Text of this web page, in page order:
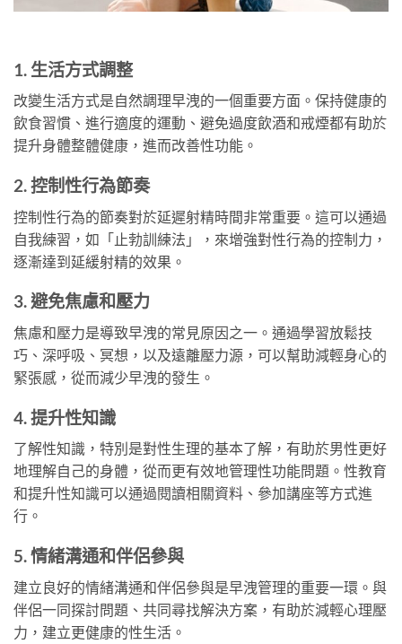
1. 生活方式調整
改變生活方式是自然調理早洩的一個重要方面。保持健康的
飲食習慣、進行適度的運動、避免過度飲酒和戒煙都有助於
提升身體整體健康，進而改善性功能。
2. 控制性行為節奏
控制性行為的節奏對於延遲射精時間非常重要。這可以通過
自我練習，如「止勃訓練法」，來增強對性行為的控制力，
逐漸達到延緩射精的效果。
3. 避免焦慮和壓力
焦慮和壓力是導致早洩的常見原因之一。通過學習放鬆技
巧、深呼吸、冥想，以及遠離壓力源，可以幫助減輕身心的
緊張感，從而減少早洩的發生。
4. 提升性知識
了解性知識，特別是對性生理的基本了解，有助於男性更好
地理解自己的身體，從而更有效地管理性功能問題。性教育
和提升性知識可以通過閱讀相關資料、參加講座等方式進
行。
5. 情緒溝通和伴侶參與
建立良好的情緒溝通和伴侶參與是早洩管理的重要一環。與
伴侶一同探討問題、共同尋找解決方案，有助於減輕心理壓
力，建立更健康的性生活。